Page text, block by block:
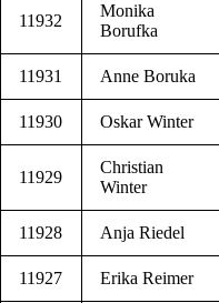
11932
Moni­ka
Borufka
11931 Anne Boruka
11930 Oskar Winter
11929
Chris­ti­an
Winter
11928 Anja Riedel
11927 Eri­ka Reimer